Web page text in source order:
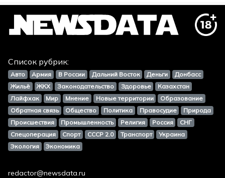
Список рубрик:
Авто Армия В России Дальний Восток Деньги
Донбасс
Жильё
ЖКХ Законодательство Здоровье
Казахстан
Лайфхак
Мир Мнение Новые территории
Образование
Обратная связь
Общество Политика Правосудие
Природа
Происшествия
Промышленность Религия Россия
СНГ
Спецоперация
Спорт СССР 2.0 Транспорт
Украина
Экология
Экономика
redactor@newsdata.ru